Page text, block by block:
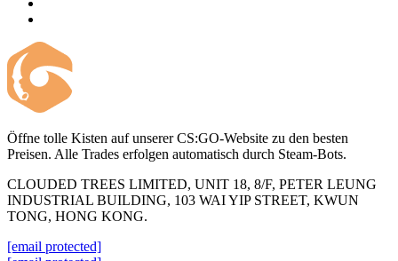
Öffne tolle Kisten auf unserer CS:GO-Website zu den besten
Preisen. Alle Trades erfolgen automatisch durch Steam-Bots.
CLOUDED TREES LIMITED, UNIT 18, 8/F, PETER LEUNG
INDUSTRIAL BUILDING, 103 WAI YIP STREET, KWUN
TONG, HONG KONG.
[email protected]